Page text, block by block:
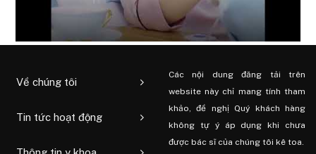
Về chúng tôi
Tin tức hoạt động
Các nội dung đăng tải trên
website này chỉ mang tính tham
khảo, đề nghị Quý khách hàng
không tự ý áp dụng khi chưa
được bác sĩ của chúng tôi kê toa.